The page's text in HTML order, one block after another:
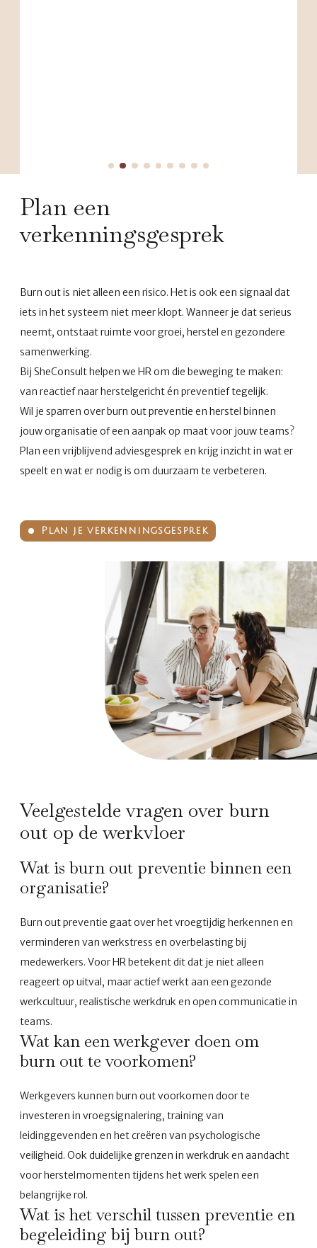
Plan een
verkenningsgesprek
Burn out is niet alleen een risico. Het is ook een signaal dat
iets in het systeem niet meer klopt. Wanneer je dat serieus
neemt, ontstaat ruimte voor groei, herstel en gezondere
samenwerking.
Bij SheConsult helpen we HR om die beweging te maken:
van reactief naar herstelgericht én preventief tegelijk.
Wil je sparren over burn out preventie en herstel binnen
jouw organisatie of een aanpak op maat voor jouw teams?
Plan een vrijblijvend adviesgesprek en krijg inzicht in wat er
speelt en wat er nodig is om duurzaam te verbeteren.
Plan je verkenningsgesprek
Veelgestelde vragen over burn
out op de werkvloer
Wat is burn out preventie binnen een
organisatie?
Burn out preventie gaat over het vroegtijdig herkennen en
verminderen van werkstress en overbelasting bij
medewerkers. Voor HR betekent dit dat je niet alleen
reageert op uitval, maar actief werkt aan een gezonde
werkcultuur, realistische werkdruk en open communicatie in
teams.
Wat kan een werkgever doen om
burn out te voorkomen?
Werkgevers kunnen burn out voorkomen door te
investeren in vroegsignalering, training van
leidinggevenden en het creëren van psychologische
veiligheid. Ook duidelijke grenzen in werkdruk en aandacht
voor herstelmomenten tijdens het werk spelen een
belangrijke rol.
Wat is het verschil tussen preventie en
begeleiding bij burn out?